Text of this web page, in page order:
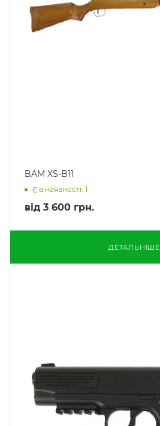
BAM XS-B11
Є в наявності: 1
від 3 600 грн.
ДЕТАЛЬНІШЕ